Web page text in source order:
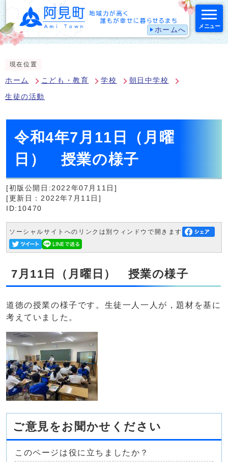
ホームへ メニュー
現在位置
ホーム こども・教育 学校 朝日中学校
生徒の活動
令和4年7月11日（月曜
日） 授業の様子
[初版公開日:2022年07月11日]
[更新日：2022年7月11日]
ID:10470
ソーシャルサイトへのリンクは別ウィンドウで開きます
7月11日（月曜日） 授業の様子
道徳の授業の様子です。生徒一人一人が，題材を基に
考えていました。
ご意見をお聞かせください
このページは役に立ちましたか？